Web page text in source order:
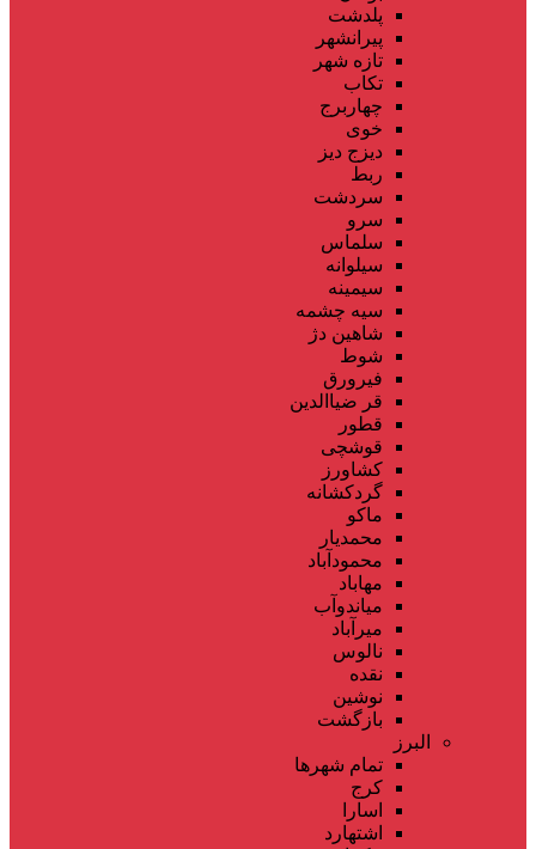
پلدشت
پیرانشهر
تازه شهر
تکاب
چهاربرج
خوی
دیزج دیز
ربط
سردشت
سرو
سلماس
سیلوانه
سیمینه
سیه چشمه
شاهین دژ
شوط
فیرورق
قر ضیاالدین
قطور
قوشچی
کشاورز
گردکشانه
ماکو
محمدیار
محمودآباد
مهاباد
میاندوآب
میرآباد
نالوس
نقده
نوشین
بازگشت
البرز
تمام شهر‌ها
کرج
اسارا
اشتهارد